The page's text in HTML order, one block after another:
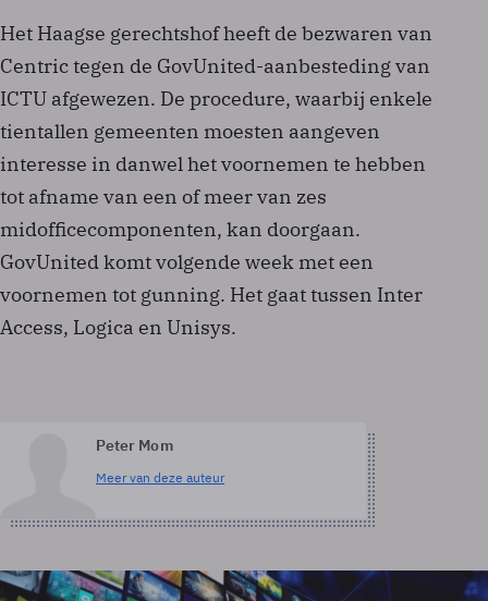
Het Haagse gerechtshof heeft de bezwaren van
Centric tegen de GovUnited-aanbesteding van
ICTU afgewezen. De procedure, waarbij enkele
tientallen gemeenten moesten aangeven
interesse in danwel het voornemen te hebben
tot afname van een of meer van zes
midofficecomponenten, kan doorgaan.
GovUnited komt volgende week met een
voornemen tot gunning. Het gaat tussen Inter
Access, Logica en Unisys.
Peter Mom
Meer van deze auteur